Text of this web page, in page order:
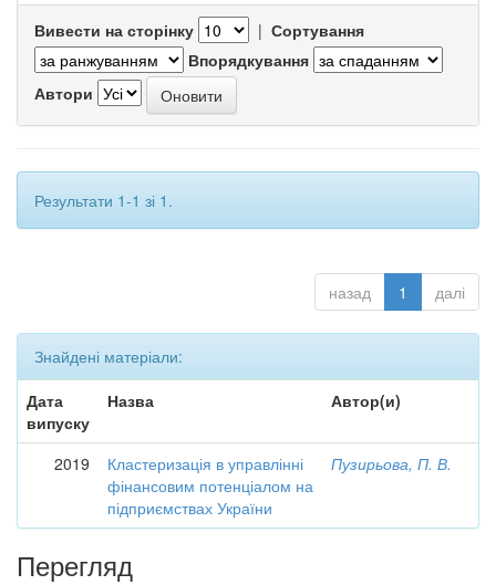
Вивести на сторінку | Сортування
Впорядкування
Автори
Результати 1-1 зі 1.
назад 1 далі
Знайдені матеріали:
Дата
випуску
Назва Автор(и)
2019
Кластеризація в управлінні
фінансовим потенціалом на
підприємствах України
Пузирьова, П. В.
Перегляд